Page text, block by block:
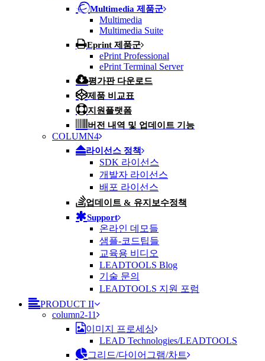
Multimedia 제품군
Multimedia
Multimedia Suite
Eprint 제품군
ePrint Professional
ePrint Terminal Server
평가판 다운로드
제품 비교표
지원플랫폼
버전 내역 및 업데이트 기능
COLUMN4
라이선스 정책
SDK 라이선스
개발자 라이선스
배포 라이선스
업데이트 & 유지보수정책
Support
온라인 데모들
샘플-코드팁들
교육용 비디오
LEADTOOLS Blog
기술 문의
LEADTOOLS 지원 포럼
PRODUCT II
column2-11
이미지 프로세싱
LEAD Technologies/LEADTOOLS
그리드/다이어그램/차트